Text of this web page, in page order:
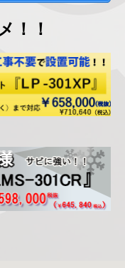
！！